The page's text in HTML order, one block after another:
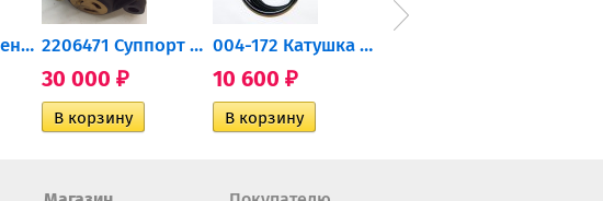
0905-216 Поршень Arctic Cat... 2206471 Суппорт тормозной...
30 000 ₽
004-172 Катушка зажигания...
10 600 ₽